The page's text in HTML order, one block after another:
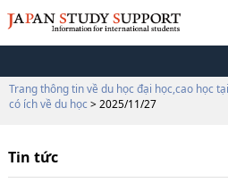
Trang thông tin về du học đại học,cao học tại
có ích về du học > 2025/11/27
Tin tức